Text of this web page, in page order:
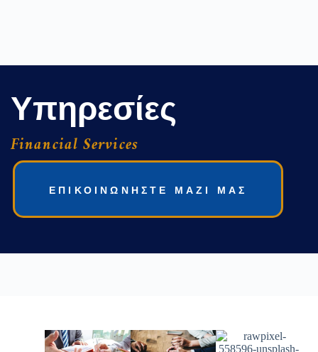
Υπηρεσίες
Financial Services
ΕΠΙΚΟΙΝΩΝΗΣΤΕ ΜΑΖΙ ΜΑΣ